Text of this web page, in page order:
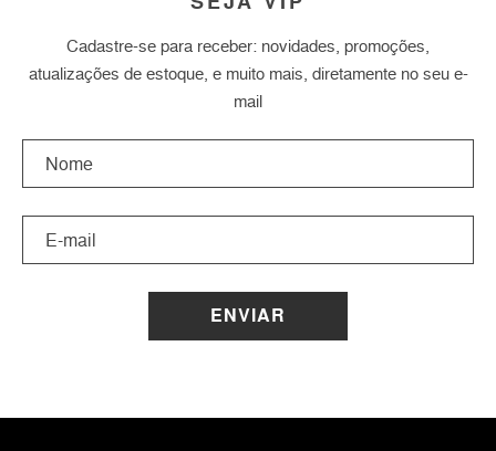
Cadastre-se para receber: novidades, promoções,
atualizações de estoque, e muito mais, diretamente no seu e-
mail
ENVIAR